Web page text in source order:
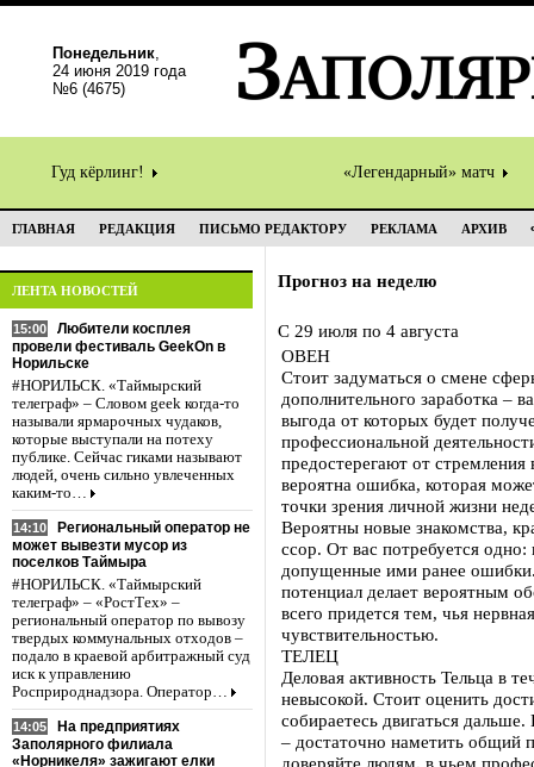
Понедельник,
24 июня 2019 года
№6 (4675)
Гуд кёрлинг! «Легендарный» матч
ГЛАВНАЯ РЕДАКЦИЯ ПИСЬМО РЕДАКТОРУ РЕКЛАМА АРХИВ
ЛЕНТА НОВОСТЕЙ
15:00
Любители косплея
провели фестиваль GeekOn в
Норильске
#НОРИЛЬСК. «Таймырский
телеграф» – Словом geek когда-то
называли ярмарочных чудаков,
которые выступали на потеху
публике. Сейчас гиками называют
людей, очень сильно увлеченных
каким-то…
14:10
Региональный оператор не
может вывезти мусор из
поселков Таймыра
#НОРИЛЬСК. «Таймырский
телеграф» – «РостТех» –
региональный оператор по вывозу
твердых коммунальных отходов –
подало в краевой арбитражный суд
иск к управлению
Росприроднадзора. Оператор…
14:05
На предприятиях
Заполярного филиала
«Норникеля» зажигают елки
Прогноз на неделю
С 29 июля по 4 августа
ОВЕН
Стоит задуматься о смене
дополнительного заработка –
выгода от которых будет
профессиональной
предостерегают от стремления
вероятна ошибка, которая
точки зрения личной жизни
Вероятны новые знакомства,
ссор. От вас потребуется
допущенные ими ранее
потенциал делает вероятным
всего придется тем, чья
чувствительностью.
ТЕЛЕЦ
Деловая активность Тельца в
невысокой. Стоит оценить
собираетесь двигаться
– достаточно наметить общий
доверяйте людям, в чьем